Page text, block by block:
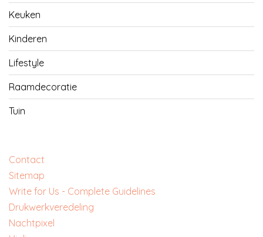
Keuken
Kinderen
Lifestyle
Raamdecoratie
Tuin
Contact
Sitemap
Write for Us - Complete Guidelines
‎Drukwerkveredeling
‎Nachtpixel